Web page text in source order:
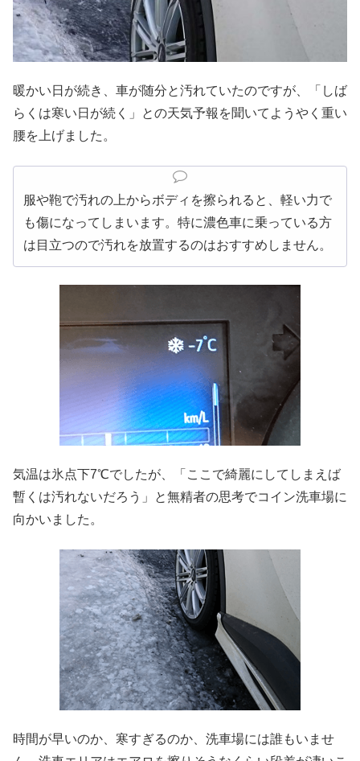
暖かい日が続き、車が随分と汚れていたのですが、「しば
らくは寒い日が続く」との天気予報を聞いてようやく重い
腰を上げました。
服や鞄で汚れの上からボディを擦られると、軽い力で
も傷になってしまいます。特に濃色車に乗っている方
は目立つので汚れを放置するのはおすすめしません。
気温は氷点下7℃でしたが、「ここで綺麗にしてしまえば
暫くは汚れないだろう」と無精者の思考でコイン洗車場に
向かいました。
時間が早いのか、寒すぎるのか、洗車場には誰もいませ